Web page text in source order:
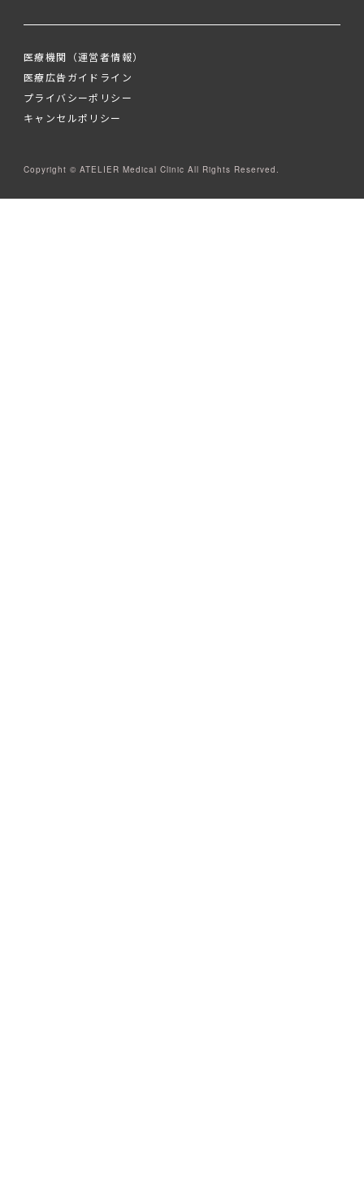
医療機関（運営者情報）
医療広告ガイドライン
プライバシーポリシー
キャンセルポリシー
Copyright © ATELIER Medical Clinic All Rights Reserved.